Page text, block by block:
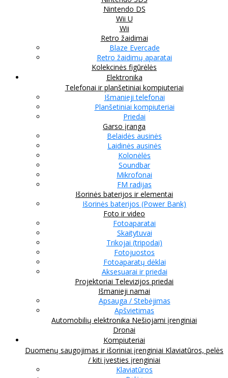
Nintendo DS
Wii U
Wii
Retro žaidimai
Blaze Evercade
Retro žaidimų aparatai
Kolekcinės figūrėlės
Elektronika
Telefonai ir planšetiniai kompiuteriai
Išmanieji telefonai
Planšetiniai kompiuteriai
Priedai
Garso įranga
Belaidės ausinės
Laidinės ausinės
Kolonėlės
Soundbar
Mikrofonai
FM radijas
Išorinės baterijos ir elementai
Išorinės baterijos (Power Bank)
Foto ir video
Fotoaparatai
Skaitytuvai
Trikojai (tripodai)
Fotojuostos
Fotoaparatų dėklai
Aksesuarai ir priedai
Projektoriai Televizijos priedai
Išmanieji namai
Apsauga / Stebėjimas
Apšvietimas
Automobilių elektronika Nešiojami įrenginiai
Dronai
Kompiuteriai
Duomenų saugojimas ir išoriniai įrenginiai Klaviatūros, pelės
/ kiti įvesties įrenginiai
Klaviatūros